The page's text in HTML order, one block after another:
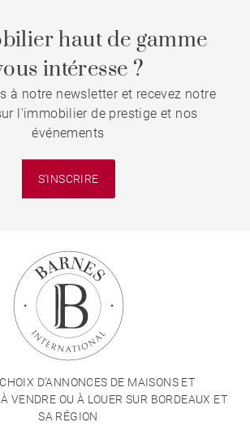
haut de gamme
intéresse ?
à notre newsletter et recevez notre
l'immobilier de prestige et nos
événements
S'INSCRIRE
D'ANNONCES DE MAISONS ET
VENDRE OU À LOUER SUR BORDEAUX ET
SA RÉGION